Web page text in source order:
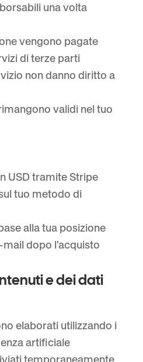
una volta
vengono pagate
di terze parti
non danno diritto a
validi nel tuo
USD tramite Stripe
tuo metodo di
alla tua posizione
mail dopo l'acquisto
e dei dati
elaborati utilizzando i
artificiale